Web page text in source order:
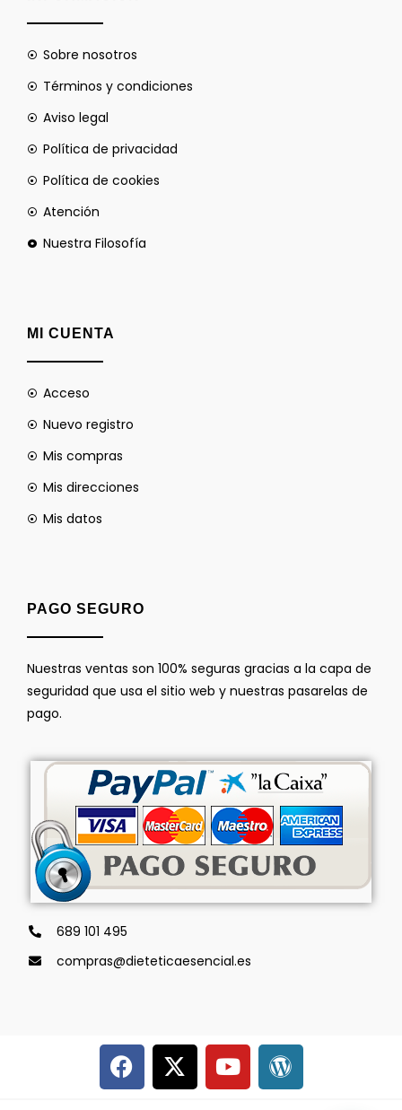
Sobre nosotros
Términos y condiciones
Aviso legal
Política de privacidad
Política de cookies
Atención
Nuestra Filosofía
MI CUENTA
Acceso
Nuevo registro
Mis compras
Mis direcciones
Mis datos
PAGO SEGURO
Nuestras ventas son 100% seguras gracias a la capa de
seguridad que usa el sitio web y nuestras pasarelas de
pago.
689 101 495
compras@dieteticaesencial.es